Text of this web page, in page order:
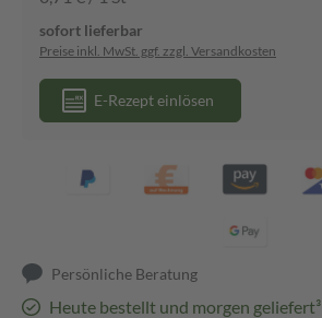
sofort lieferbar
Preise inkl. MwSt. ggf. zzgl. Versandkosten
E-Rezept einlösen
Persönliche Beratung
Heute bestellt und morgen geliefert³